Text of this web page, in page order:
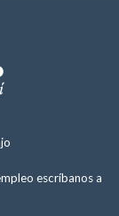
escríbanos a